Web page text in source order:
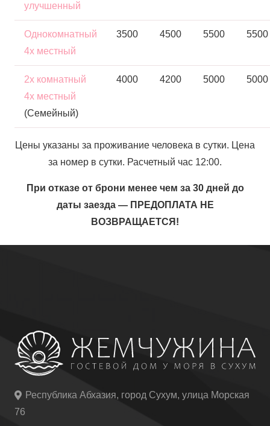
улучшенный
Однокомнатный
4х местный
3500 4500 5500 5500
2х комнатный
4х местный
(Семейный)
4000 4200 5000 5000
Цены указаны за проживание человека в сутки. Цена
за номер в сутки. Расчетный час 12:00.
При отказе от брони менее чем за 30 дней до
даты заезда — ПРЕДОПЛАТА НЕ
ВОЗВРАЩАЕТСЯ!
Республика Абхазия, город Сухум, улица Морская
76